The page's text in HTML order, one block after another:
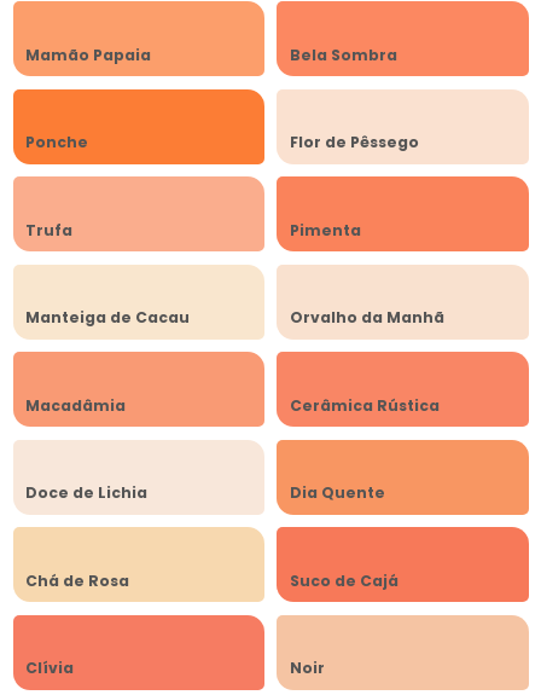
Mamão Papaia Bela Sombra
Ponche Flor de Pêssego
Trufa Pimenta
Manteiga de Cacau Orvalho da Manhã
Macadâmia Cerâmica Rústica
Doce de Lichia Dia Quente
Chá de Rosa Suco de Cajá
Clívia Noir